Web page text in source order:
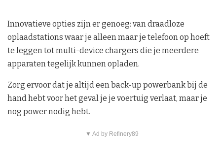
Innovatieve opties zijn er genoeg: van draadloze
oplaadstations waar je alleen maar je telefoon op hoeft
te leggen tot multi-device chargers die je meerdere
apparaten tegelijk kunnen opladen.
Zorg ervoor dat je altijd een back-up powerbank bij de
hand hebt voor het geval je je voertuig verlaat, maar je
nog power nodig hebt.
▼ Ad by Refinery89